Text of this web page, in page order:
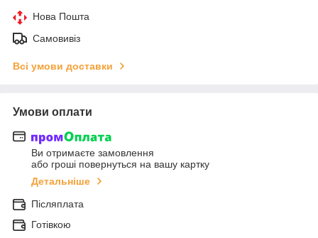
Нова Пошта
Самовивіз
Всі умови доставки
Умови оплати
Ви отримаєте замовлення
або гроші повернуться на вашу картку
Детальніше
Післяплата
Готівкою